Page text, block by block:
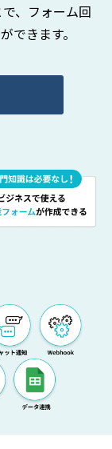
、フォーム回
できます。